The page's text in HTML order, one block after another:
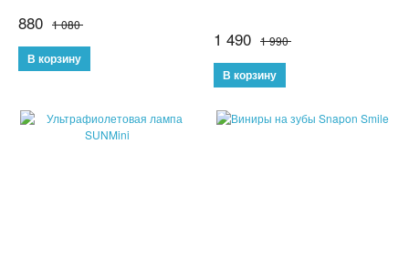
ТОВАРЫ ДЛЯ ЖИВОТНЫХ
ГИРОСКУТЕРЫ
880 1 080
1 490 1 990